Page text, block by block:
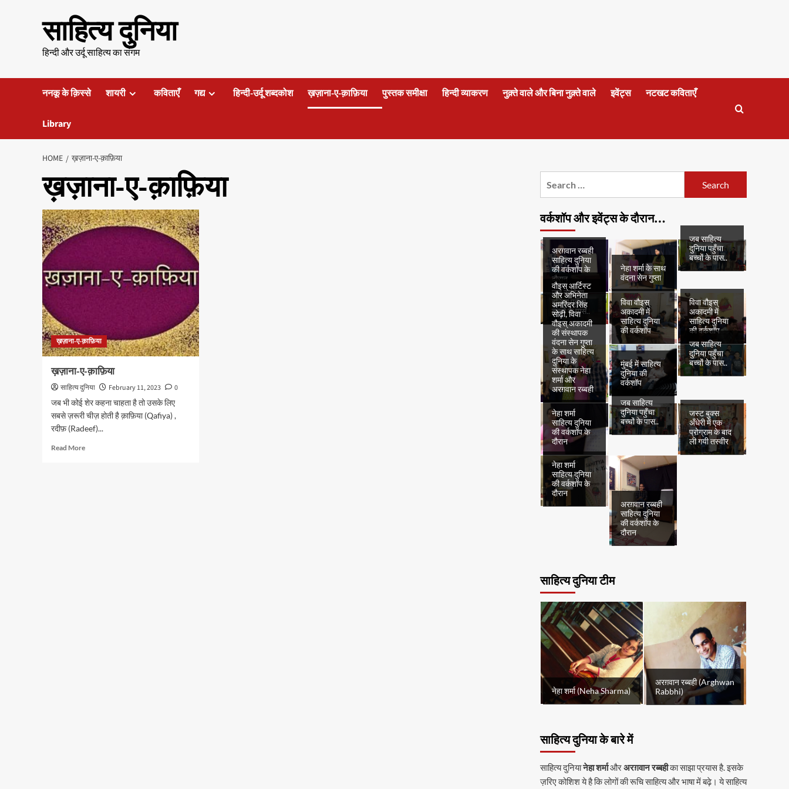
साहित्य दुनिया
हिन्दी और उर्दू साहित्य का संगम
ननकू के क़िस्से शायरी कविताएँ गद्य हिन्दी-उर्दू शब्दकोश ख़ज़ाना-ए-क़ाफ़िया पुस्तक समीक्षा हिन्दी व्याकरण नुक़्ते वाले और बिना नुक़्ते वाले इवेंट्स नटखट कविताएँ
Library
HOME ख़ज़ाना-ए-क़ाफ़िया
ख़ज़ाना-ए-क़ाफ़िया
ख़ज़ाना-ए-क़ाफ़िया
ख़ज़ाना-ए-क़ाफ़िया
साहित्य दुनिया February 11, 2023
0
जब भी कोई शेर कहना चाहता है तो उसके लिए
सबसे ज़रूरी चीज़ होती है क़ाफ़िया (Qafiya) ,
रदीफ़ (Radeef)...
Read MoreRead
वर्कशॉप और इवेंट्स के दौरान…
अरग़वान रब्बही
साहित्य दुनिया
की वर्कशॉप के
दौरान
नेहा शर्मा के साथ
वंदना सेन गुप्ता
जब साहित्य
दुनिया पहुँचा
बच्चों के पास..
जब साहित्य
दुनिया पहुँचा
बच्चों के पास..
विवा वौइस्
अकादमी में
साहित्य दुनिया
की वर्कशॉप
विवा वौइस्
अकादमी में
साहित्य दुनिया
की वर्कशॉप
वौइस् आर्टिस्ट
और अभिनेता
अमरिंदर सिंह
सोढ़ी, विवा
वौइस् अकादमी
की संस्थापक
वंदना सेन गुप्ता
के साथ साहित्य
दुनिया के
संस्थापक नेहा
शर्मा और
अरग़वान रब्बही
मुंबई में साहित्य
दुनिया की
वर्कशॉप
जब साहित्य
दुनिया पहुँचा
बच्चों के पास..
नेहा शर्मा
साहित्य दुनिया
की वर्कशॉप के
दौरान
जब साहित्य
दुनिया पहुँचा
बच्चों के पास..
जस्ट बुक्स
अँधेरी में एक
प्रोग्राम के बाद
ली गयी तस्वीर
नेहा शर्मा
साहित्य दुनिया
की वर्कशॉप के
दौरान
अरग़वान रब्बही
साहित्य दुनिया
की वर्कशॉप के
दौरान
साहित्य दुनिया टीम
नेहा शर्मा (Neha Sharma)
अरग़वान रब्बही (Arghwan
Rabbhi)
साहित्य दुनिया के बारे में
साहित्य दुनियानेहा शर्माऔरअरग़वान रब्बहीका साझा प्रयास है. इसके
ज़रिए कोशिश ये है कि लोगों की रूचि साहित्य और भाषा में बढ़े। ये साहित्य